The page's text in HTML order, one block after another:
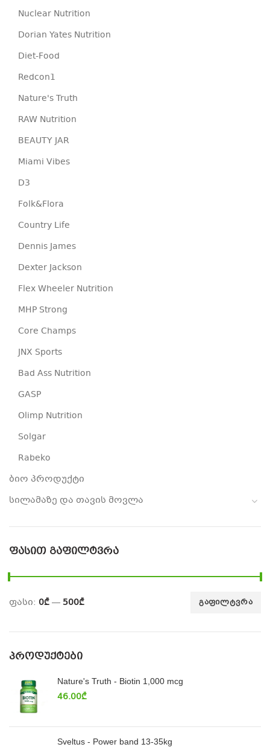
Nuclear Nutrition
Dorian Yates Nutrition
Diet-Food
Redcon1
Nature's Truth
RAW Nutrition
BEAUTY JAR
Miami Vibes
D3
Folk&Flora
Country Life
Dennis James
Dexter Jackson
Flex Wheeler Nutrition
MHP Strong
Core Champs
JNX Sports
Bad Ass Nutrition
GASP
Olimp Nutrition
Solgar
Rabeko
ბიო პროდუქტი
სილამაზე და თავის მოვლა
ᲤᲐᲡᲘᲗ ᲒᲐᲤᲘᲚᲢᲕᲠᲐ
ᲒᲐᲤᲘᲚᲢᲕᲠᲐ
ფასი: 0₾— 500₾
ᲞᲠᲝᲓᲣᲥᲢᲔᲑᲘ
Nature's Truth - Biotin 1,000 mcg
46.00₾
Sveltus - Power band 13-35kg